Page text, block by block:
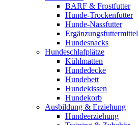
BARF & Frostfutter
Hunde-Trockenfutter
Hunde-Nassfutter
Ergänzungsfuttermittel
Hundesnacks
Hundeschlafplätze
Kühlmatten
Hundedecke
Hundebett
Hundekissen
Hundekorb
Ausbildung & Erziehung
Hundeerziehung